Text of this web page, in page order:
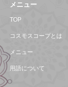
メニュー
TOP
コスモスコープとは
メニュー
用語について